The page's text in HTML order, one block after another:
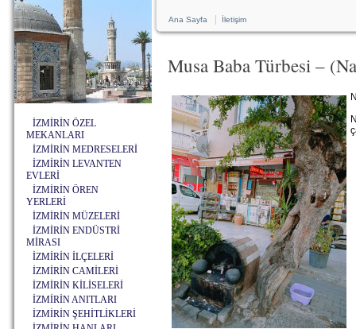
İZMİRİN ÖZEL
MEKANLARI
İZMİRİN MEDRESELERİ
İZMİRİN LEVANTEN
EVLERİ
İZMİRİN ÖREN
YERLERİ
İZMİRİN MÜZELERİ
İZMİRİN ENDÜSTRİ
MİRASI
İZMİRİN İLÇELERİ
İZMİRİN CAMİLERİ
İZMİRİN KİLİSELERİ
İZMİRİN ANITLARI
İZMİRİN ŞEHİTLİKLERİ
Ana Sayfa İletişim
Musa Baba Türbesi –